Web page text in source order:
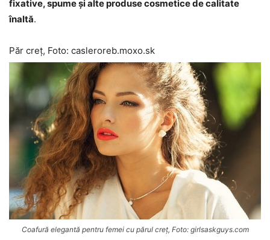
fixative, spume și alte produse cosmetice de calitate
înaltă.
Păr creț, Foto: casleroreb.moxo.sk
Coafură elegantă pentru femei cu părul creț, Foto: girlsaskguys.com